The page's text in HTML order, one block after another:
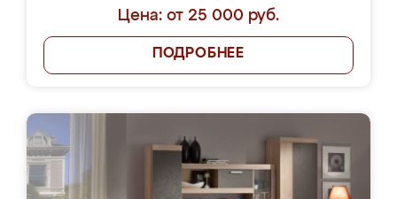
Цена: от 25 000 руб.
ПОДРОБНЕЕ